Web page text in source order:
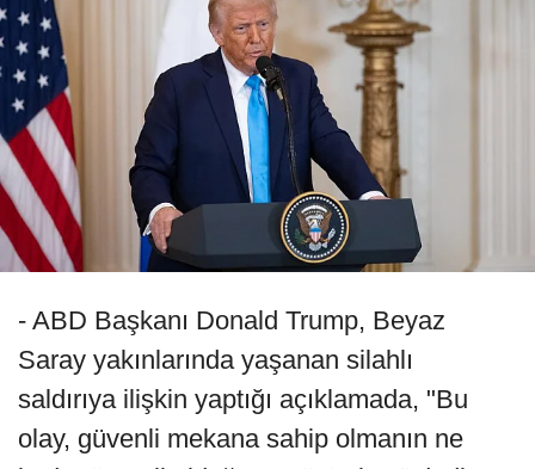
- ABD Başkanı Donald Trump, Beyaz
Saray yakınlarında yaşanan silahlı
saldırıya ilişkin yaptığı açıklamada, "Bu
olay, güvenli mekana sahip olmanın ne